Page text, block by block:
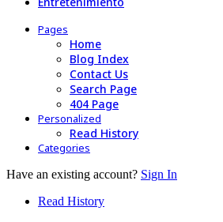
Pages
Home
Blog Index
Contact Us
Search Page
404 Page
Personalized
Read History
Categories
Have an existing account? Sign In
Read History